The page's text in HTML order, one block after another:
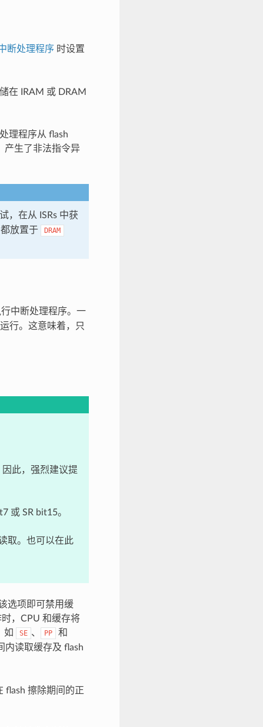
断处理程序 时设置
在 IRAM 或 DRAM
理程序从 flash
产生了非法指令异
，在从 ISRs 中获
放置于 DRAM
中断处理程序。一
行。这意味着，只
此，强烈建议提
或 SR bit15。
取。也可以在此
选项即可禁用缓
，CPU 和缓存将
如
SE 、 PP 和
内读取缓存及 flash
flash 擦除期间的正